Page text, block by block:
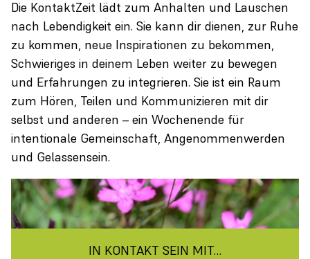
Die KontaktZeit lädt zum Anhalten und Lauschen
nach Lebendigkeit ein. Sie kann dir dienen, zur Ruhe
zu kommen, neue Inspirationen zu bekommen,
Schwieriges in deinem Leben weiter zu bewegen
und Erfahrungen zu integrieren. Sie ist ein Raum
zum Hören, Teilen und Kommunizieren mit dir
selbst und anderen – ein Wochenende für
intentionale Gemeinschaft, Angenommenwerden
und Gelassensein.
IN KONTAKT SEIN MIT…